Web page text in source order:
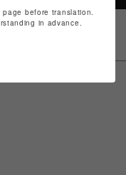
before translation.
in advance.